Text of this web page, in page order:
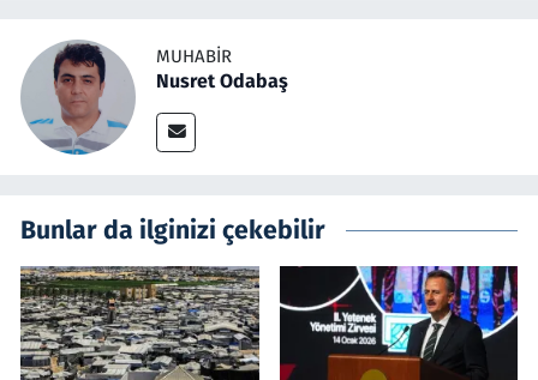
MUHABIR
Nusret Odabaş
Bunlar da ilginizi çekebilir